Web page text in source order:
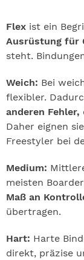
Flex ist ein
Ausrüstung für
steht.
Weich: Bei
flexibler.
anderen Fehler,
Daher eignen
Freestyler bei
Medium:
meisten
Maß an
übertragen.
Hart: Harte
direkt, präzise